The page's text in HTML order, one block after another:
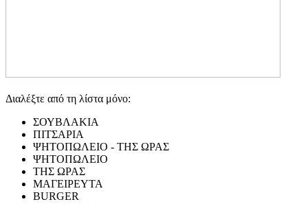
Διαλέξτε από τη λίστα μόνο:
ΣΟΥΒΛΑΚΙΑ
ΠΙΤΣΑΡΙΑ
ΨΗΤΟΠΩΛΕΙΟ - ΤΗΣ ΩΡΑΣ
ΨΗΤΟΠΩΛΕΙΟ
ΤΗΣ ΩΡΑΣ
ΜΑΓΕΙΡΕΥΤΑ
BURGER